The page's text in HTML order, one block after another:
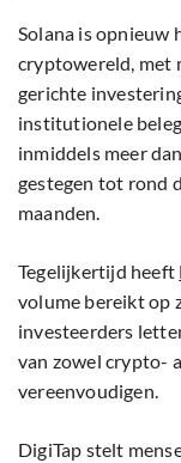
Solana is opnieuw
cryptowereld, met
gerichte
institutionele
inmiddels meer
gestegen tot rond
maanden.
Tegelijkertijd heeft
volume bereikt op
investeerders
van zowel crypto-
vereenvoudigen.
DigiTap stelt